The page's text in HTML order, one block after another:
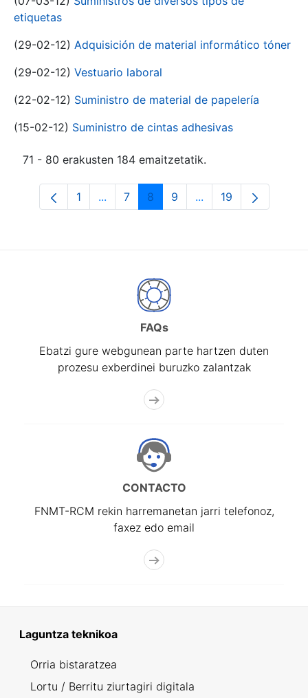
etiquetas
(29-02-12) Adquisición de material informático tóner
(29-02-12) Vestuario laboral
(22-02-12) Suministro de material de papelería
(15-02-12) Suministro de cintas adhesivas
71 - 80 erakusten 184 emaitzetatik.
Orrialdea
1 ...Intermediate Pages Use TAB to
Orrialdea
7 Orrialdea
8 Orrialdea
9 ...Intermediate Pages
Orrialdea
19
FAQs
Ebatzi gure webgunean parte hartzen duten
prozesu exberdinei buruzko zalantzak
CONTACTO
FNMT-RCM rekin harremanetan jarri telefonoz,
faxez edo email
Laguntza teknikoa
Orria bistaratzea
Lortu / Berritu ziurtagiri digitala